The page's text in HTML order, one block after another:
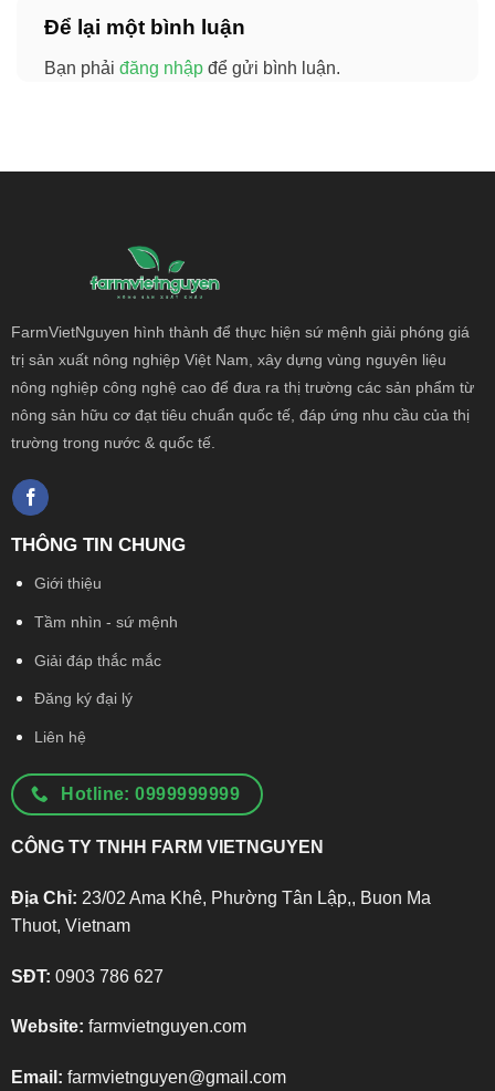
Để lại một bình luận
Bạn phải đăng nhập để gửi bình luận.
FarmVietNguyen hình thành để thực hiện sứ mệnh giải phóng giá
trị sản xuất nông nghiệp Việt Nam, xây dựng vùng nguyên liệu
nông nghiệp công nghệ cao để đưa ra thị trường các sản phẩm từ
nông sản hữu cơ đạt tiêu chuẩn quốc tế, đáp ứng nhu cầu của thị
trường trong nước & quốc tế.
THÔNG TIN CHUNG
Giới thiệu
Tầm nhìn - sứ mệnh
Giải đáp thắc mắc
Đăng ký đại lý
Liên hệ
Hotline: 0999999999
CÔNG TY TNHH FARM VIETNGUYEN
Địa Chỉ: 23/02 Ama Khê, Phường Tân Lập,, Buon Ma
Thuot, Vietnam
SĐT: 0903 786 627
Website: farmvietnguyen.com
Email: farmvietnguyen@gmail.com